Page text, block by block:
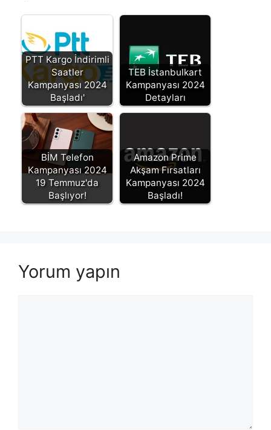
PTT Kargo İndirimli
Saatler
Kampanyası 2024
Başladı'
TEB İstanbulkart
Kampanyası 2024
Detayları
BİM Telefon
Kampanyası 2024
19 Temmuz'da
Başlıyor!
Amazon Prime
Akşam Fırsatları
Kampanyası 2024
Başladı!
Yorum yapın